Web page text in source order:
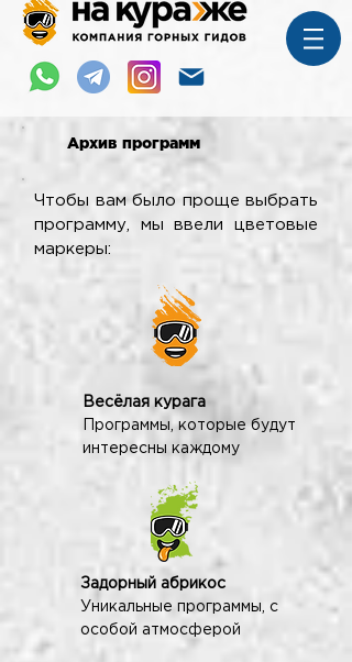
Архив программ
Чтобы вам было проще выбрать
программу, мы ввели цветовые
маркеры:
Весёлая курага
Программы, которые будут
интересны каждому
Задорный абрикос
Уникальные программы, с
особой атмосферой